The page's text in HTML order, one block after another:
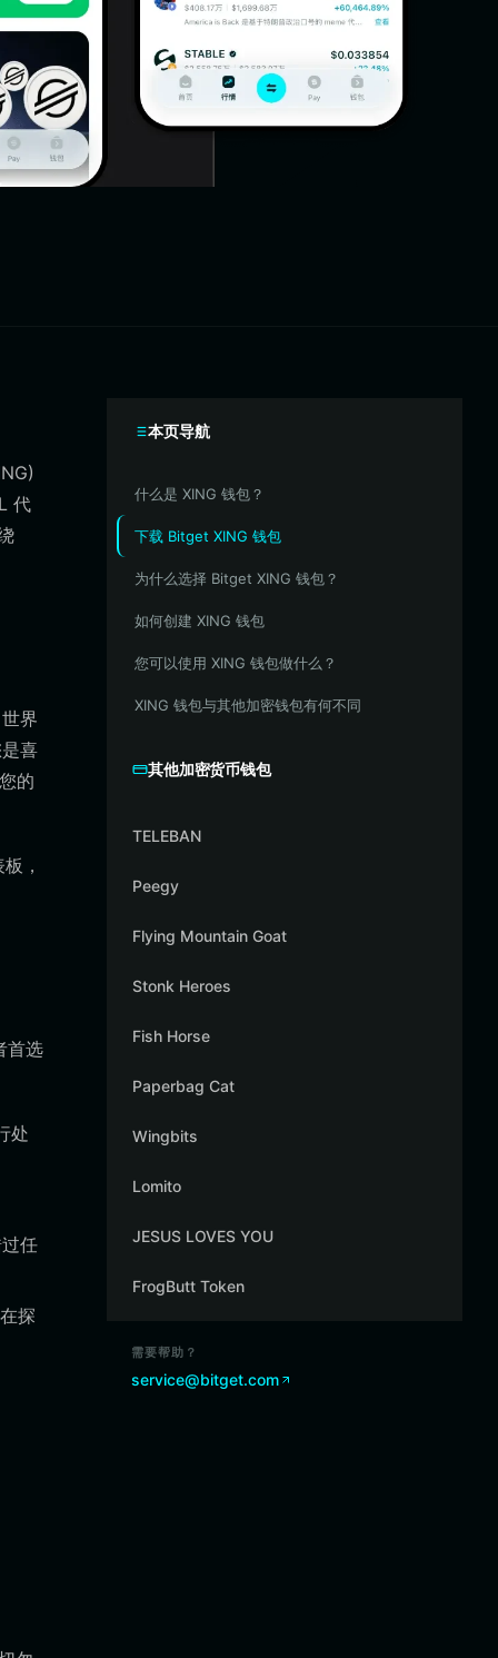
代
界
喜
的
，
首选
处
任
探
本页导航
什么是 XING 钱包？
下载 Bitget XING 钱包
为什么选择 Bitget XING 钱包？
如何创建 XING 钱包
您可以使用 XING 钱包做什么？
XING 钱包与其他加密钱包有何不同
其他加密货币钱包
TELEBAN
Peegy
Flying Mountain Goat
Stonk Heroes
Fish Horse
Paperbag Cat
Wingbits
Lomito
JESUS LOVES YOU
FrogButt Token
需要帮助？
service@bitget.com